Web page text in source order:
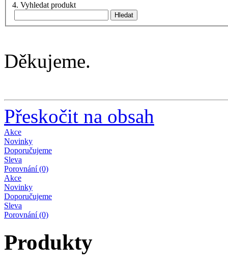
4. Vyhledat produkt
Děkujeme.
Přeskočit na obsah
Akce
Novinky
Doporučujeme
Sleva
Porovnání (0)
Akce
Novinky
Doporučujeme
Sleva
Porovnání (0)
Produkty